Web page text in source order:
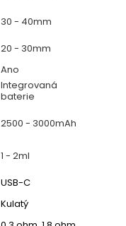
30 - 40mm
20 - 30mm
Ano
Integrovaná
baterie
2500 - 3000mAh
1 - 2ml
USB-C
Kulatý